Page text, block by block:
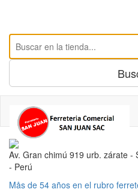
Av. Gran chimú 919 urb. zárate
- Perú
Mås de 54 años en el rubro